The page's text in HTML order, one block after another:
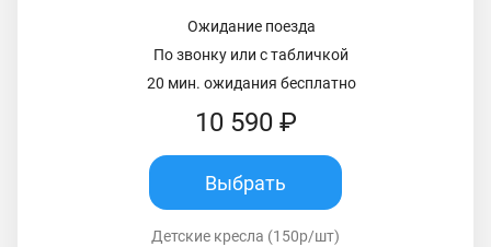
Ожидание поезда
По звонку или с табличкой
20 мин. ожидания бесплатно
10 590 ₽
Выбрать
Детские кресла (150р/шт)